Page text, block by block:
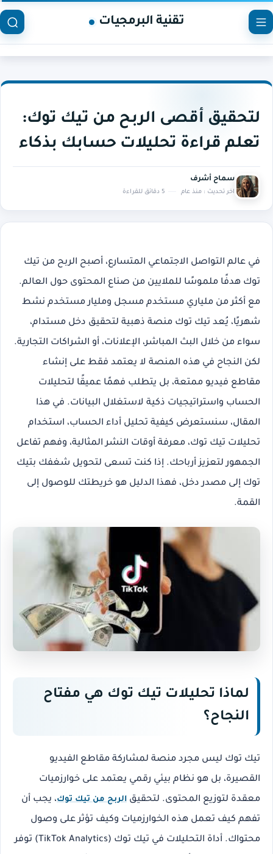
تقنية البرمجيات
لتحقيق أقصى الربح من تيك توك:
تعلم قراءة تحليلات حسابك بذكاء
سماح أشرف
اخر تحديث : منذ عام 5 دقائق للقراءة
في عالم التواصل الاجتماعي المتسارع، أصبح الربح من تيك
توك هدفًا ملموسًا للملايين من صناع المحتوى حول العالم.
مع أكثر من ملياري مستخدم مسجل ومليار مستخدم نشط
شهريًا، يُعد تيك توك منصة ذهبية لتحقيق دخل مستدام،
سواء من خلال البث المباشر، الإعلانات، أو الشراكات التجارية.
لكن النجاح في هذه المنصة لا يعتمد فقط على إنشاء
مقاطع فيديو ممتعة، بل يتطلب فهمًا عميقًا لتحليلات
الحساب واستراتيجيات ذكية لاستغلال البيانات. في هذا
المقال، سنستعرض كيفية تحليل أداء الحساب، استخدام
تحليلات تيك توك، معرفة أوقات النشر المثالية، وفهم تفاعل
الجمهورلتعزيز أرباحك. إذا كنت تسعى لتحويل شغفك بتيك
توك إلى مصدر دخل، فهذا الدليل هو خريطتك للوصول إلى
القمة.
لماذا تحليلات تيك توك هي مفتاح
النجاح؟
تيك توك ليس مجرد منصة لمشاركة مقاطع الفيديو
القصيرة، بل هو نظام بيئي رقمي يعتمد على خوارزميات
معقدة لتوزيع المحتوى. لتحقيق الربح من تيك توك، يجب أن
تفهم كيف تعمل هذه الخوارزميات وكيف تؤثر على وصول
محتواك. أداة التحليلات في تيك توك (TikTok Analytics) توفر